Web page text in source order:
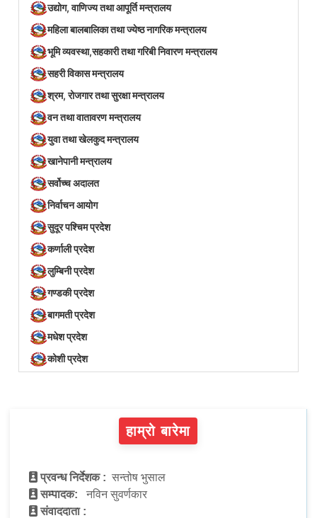
उद्योग, वाणिज्य तथा आपूर्ति मन्त्रालय
महिला बालबालिका तथा ज्येष्ठ नागरिक मन्त्रालय
भूमि व्यवस्था,सहकारी तथा गरिबी निवारण मन्त्रालय
सहरी विकास मन्त्रालय
श्रम, रोजगार तथा सुरक्षा मन्त्रालय
वन तथा वातावरण मन्त्रालय
युवा तथा खेलकुद मन्त्रालय
खानेपानी मन्त्रालय
सर्वोच्च अदालत
निर्वाचन आयोग
सुदूर पश्चिम प्रदेश
कर्णाली प्रदेश
लुम्बिनी प्रदेश
गण्डकी प्रदेश
बागमती प्रदेश
मधेश प्रदेश
कोशी प्रदेश
हाम्रो बारेमा
प्रवन्ध निर्देशक : सन्तोष भुसाल
सम्पादक:
नविन सुवर्णकार
संवाददाता :